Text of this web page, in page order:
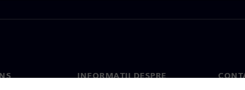
INFORMAȚII DESPRE